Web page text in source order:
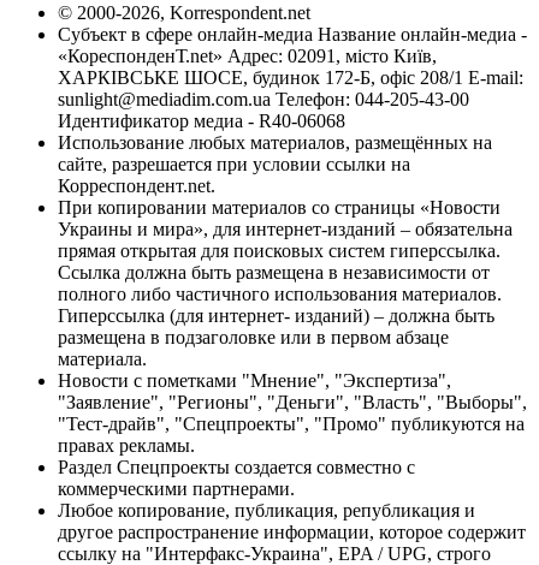
© 2000-2026, Korrespondent.net
Субъект в сфере онлайн-медиа Название онлайн-медиа -
«КореспонденТ.net» Адрес: 02091, місто Київ,
ХАРКІВСЬКЕ ШОСЕ, будинок 172-Б, офіс 208/1 E-mail:
sunlight@mediadim.com.ua Телефон: 044-205-43-00
Идентификатор медиа - R40-06068
Использование любых материалов, размещённых на
сайте, разрешается при условии ссылки на
Корреспондент.net.
При копировании материалов со страницы «Новости
Украины и мира», для интернет-изданий – обязательна
прямая открытая для поисковых систем гиперссылка.
Ссылка должна быть размещена в независимости от
полного либо частичного использования материалов.
Гиперссылка (для интернет- изданий) – должна быть
размещена в подзаголовке или в первом абзаце
материала.
Новости с пометками "Мнение", "Экспертиза",
"Заявление", "Регионы", "Деньги", "Власть", "Выборы",
"Тест-драйв", "Спецпроекты", "Промо" публикуются на
правах рекламы.
Раздел Спецпроекты создается совместно с
коммерческими партнерами.
Любое копирование, публикация, републикация и
другое распространение информации, которое содержит
ссылку на "Интерфакс-Украина", EPA / UPG, строго